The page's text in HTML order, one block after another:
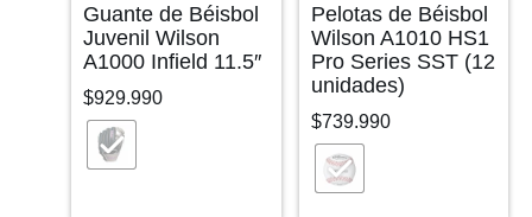
Guante de Béisbol
Juvenil Wilson
A1000 Infield 11.5″
$929.990
Pelotas de Béisbol
Wilson A1010 HS1
Pro Series SST (12
unidades)
$739.990